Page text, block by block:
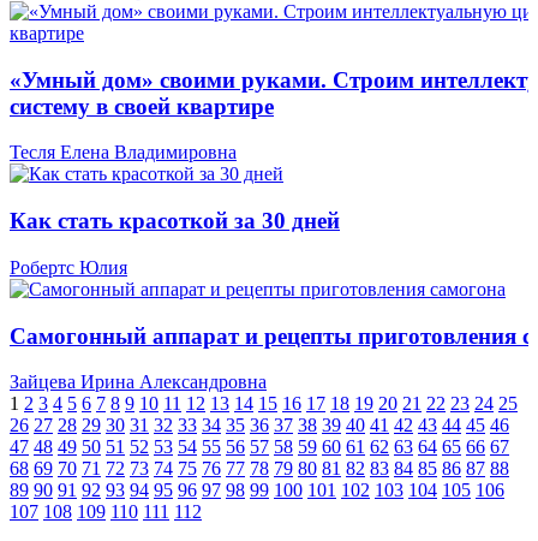
«Умный дом» своими руками. Строим
систему в своей квартире
Тесля Елена Владимировна
Как стать красоткой за 30 дней
Робертс Юлия
Самогонный аппарат и рецепты приготовления
Зайцева Ирина Александровна
1 2 3 4 5 6 7 8 9 10 11 12 13 14 15 16 17 18 19 20 21 22 23 24 25
26 27 28 29 30 31 32 33 34 35 36 37 38 39 40 41 42 43 44 45 46
47 48 49 50 51 52 53 54 55 56 57 58 59 60 61 62 63 64 65 66 67
68 69 70 71 72 73 74 75 76 77 78 79 80 81 82 83 84 85 86 87 88
89 90 91 92 93 94 95 96 97 98 99 100 101 102 103 104 105 106
107 108 109 110 111 112